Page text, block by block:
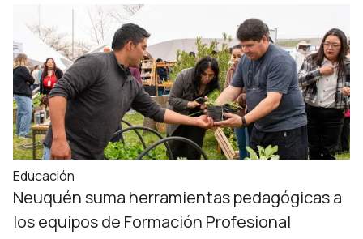
Educación
Neuquén suma herramientas pedagógicas a
los equipos de Formación Profesional